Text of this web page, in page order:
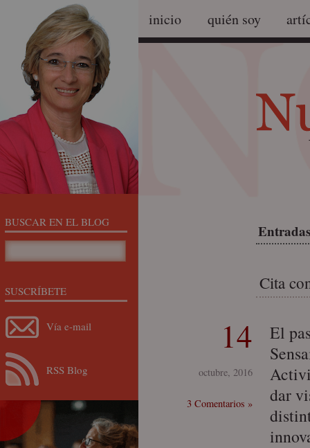
inicio quién soy
Cita
14
octubre, 2016
3 Comentarios »
El
dar
BUSCAR EN EL BLOG
SUSCRÍBETE
Vía e-mail
RSS Blog